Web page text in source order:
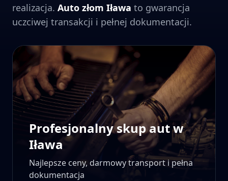
realizacja. Auto złom Iława to gwarancja
uczciwej transakcji i pełnej dokumentacji.
Profesjonalny skup aut w
Iława
Najlepsze ceny, darmowy transport i pełna
dokumentacja